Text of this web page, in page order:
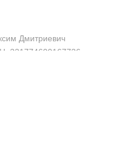
Дмитриевич
321774600167736